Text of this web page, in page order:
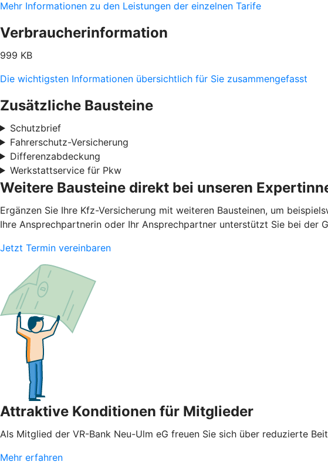
Mehr Informationen zu den Leistungen der einzelnen Tarife
Verbraucherinformation
999 KB
Die wichtigsten Informationen übersichtlich für Sie zusammengefasst
Zusätzliche Bausteine
Schutzbrief
Fahrerschutz-Versicherung
Differenzabdeckung
Werkstattservice für Pkw
Weitere Bausteine direkt bei unseren
Ergänzen Sie Ihre Kfz-Versicherung mit weiteren Bausteinen, um
Ihre Ansprechpartnerin oder Ihr Ansprechpartner unterstützt Sie bei der
Jetzt Termin vereinbaren
Attraktive Konditionen für Mitglieder
Als Mitglied der VR-Bank Neu-Ulm eG freuen Sie sich über reduzierte
Mehr erfahren